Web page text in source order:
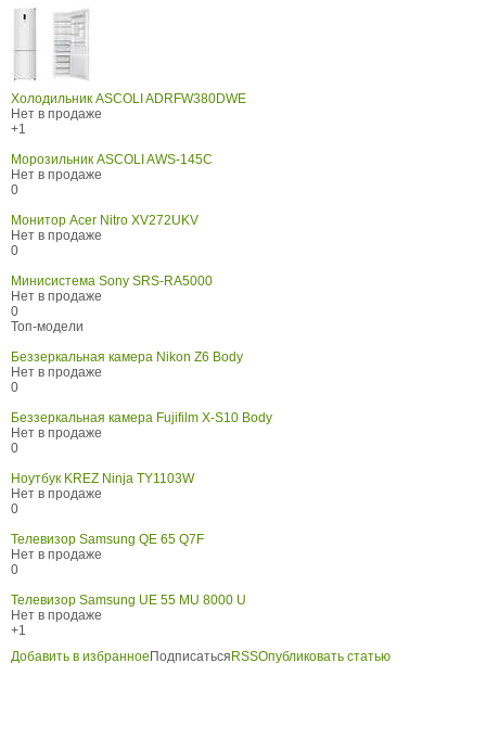
Холодильник ASCOLI ADRFW380DWE
Нет в продаже
+1
Морозильник ASCOLI AWS-145C
Нет в продаже
0
Монитор Acer Nitro XV272UKV
Нет в продаже
0
Минисистема Sony SRS-RA5000
Нет в продаже
0
Топ-модели
Беззеркальная камера Nikon Z6 Body
Нет в продаже
0
Беззеркальная камера Fujifilm X-S10 Body
Нет в продаже
0
Ноутбук KREZ Ninja TY1103W
Нет в продаже
0
Телевизор Samsung QE 65 Q7F
Нет в продаже
0
Телевизор Samsung UE 55 MU 8000 U
Нет в продаже
+1
Добавить в избранное Подписаться RSSОпубликовать статью